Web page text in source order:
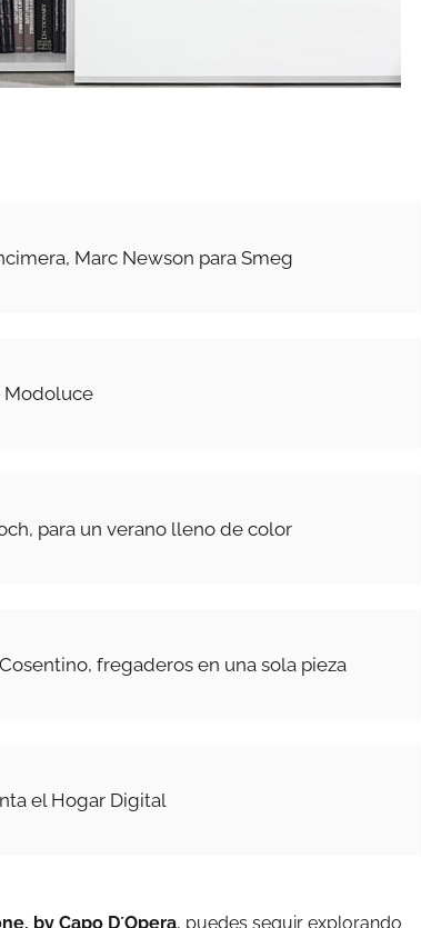
Marc Newson para Smeg
Modoluce
para un verano lleno de color
fregaderos en una sola pieza
el Hogar Digital
by Capo D´Opera, puedes seguir explorando